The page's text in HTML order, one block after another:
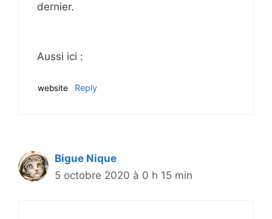
dernier.
Aussi ici :
website Reply
Bigue Nique
5 octobre 2020 à 0 h 15 min